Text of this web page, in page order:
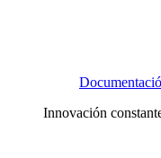
Innovación